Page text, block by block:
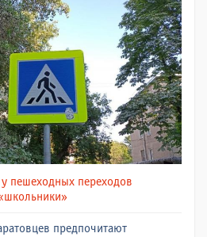
у пешеходных переходов
предпочитают